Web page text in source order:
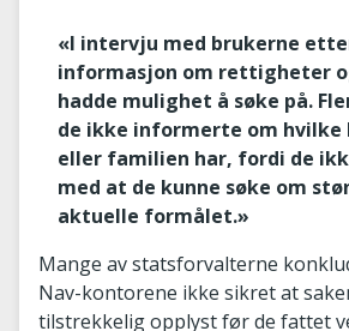
«I intervju med brukerne
informasjon om rettigheter
hadde mulighet å søke på.
de ikke informerte om hvilke
eller familien har, fordi de
med at de kunne søke om
aktuelle formålet.»
Mange av statsforvalterne
Nav-kontorene ikke sikret at
tilstrekkelig opplyst før de fattet